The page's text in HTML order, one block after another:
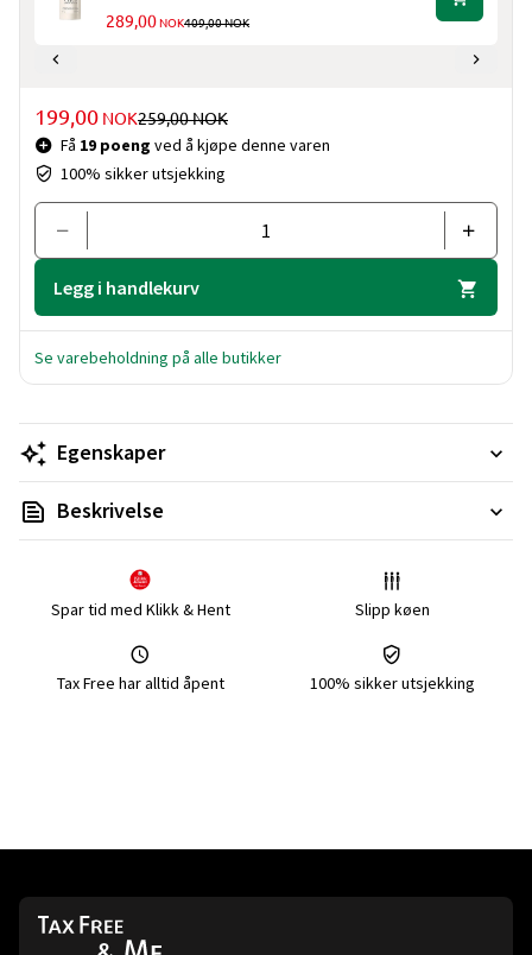
TILBUDSPRIS
289,00NOKPRIS FØR AVSLAG
409,00NOK
Pris og mengde
Få 19 poeng ved å kjøpe denne varen
100% sikker utsjekking
TILBUDSPRIS
199,00 NOKPRIS FØR AVSLAG
259,00NOK
Legg i handlekurv
Se varebeholdning på alle butikker
Egenskaper
Beskrivelse
Spar tid med Klikk & Hent Slipp køen
Tax Free har alltid åpent 100% sikker utsjekking